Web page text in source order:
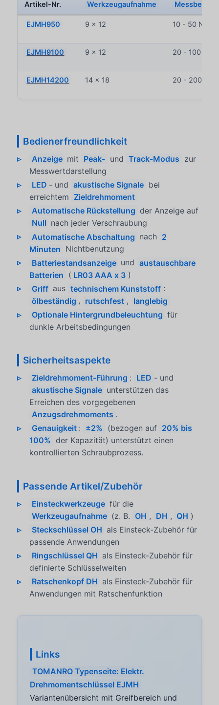
Artikel-Nr. Werkzeugaufnahme
EJMH950 9 x 12 10 - 50 Nm
EJMH9100 9 x 12 20 - 100 Nm
EJMH14200 14 x 18 20 - 200 Nm
Bedienerfreundlichkeit
Anzeige mit Peak- und Track-Modus zur
Messwertdarstellung
LED - und akustische Signale bei
erreichtem Zieldrehmoment
Automatische Rückstellung der Anzeige auf
Null nach jeder Verschraubung
Automatische Abschaltung nach 2
Minuten Nichtbenutzung
Batteriestandsanzeige und austauschbare
Batterien ( LR03 AAA x 3 )
Griff aus technischem Kunststoff :
ölbeständig , rutschfest , langlebig
Optionale Hintergrundbeleuchtung für
dunkle Arbeitsbedingungen
Sicherheitsaspekte
Zieldrehmoment-Führung : LED - und
akustische Signale unterstützen das
Erreichen des vorgegebenen
Anzugsdrehmoments .
Genauigkeit : ±2% (bezogen auf 20% bis
100% der Kapazität) unterstützt einen
kontrollierten Schraubprozess.
Passende Artikel/Zubehör
Einsteckwerkzeuge für die
Werkzeugaufnahme (z. B. OH , DH , QH )
Steckschlüssel OH als Einsteck-Zubehör für
passende Anwendungen
Ringschlüssel QH als Einsteck-Zubehör für
definierte Schlüsselweiten
Ratschenkopf DH als Einsteck-Zubehör für
Anwendungen mit Ratschenfunktion
Links
TOMANRO Typenseite: Elektr.
Drehmomentschlüssel EJMH
Variantenübersicht mit Greifbereich und